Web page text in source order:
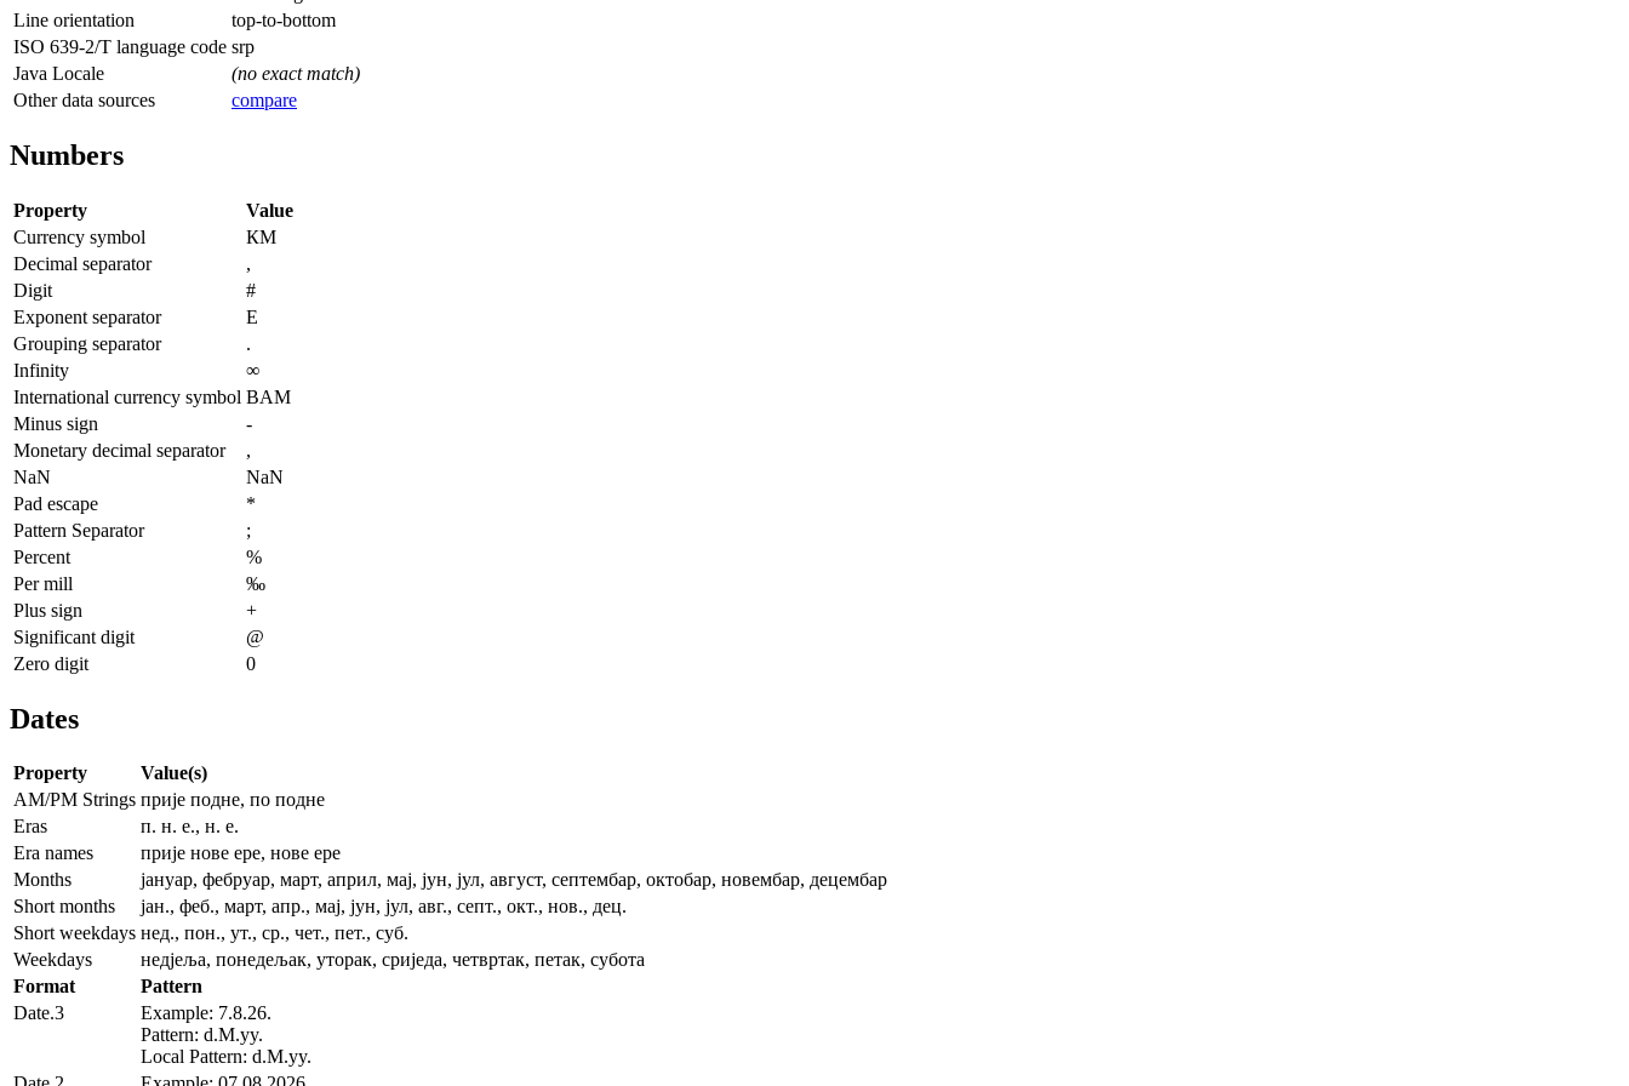
Line orientation
top-to-bottom
ISO 639-2/T language code srp
Java Locale
(no exact match)
Other data sources
compare
Numbers
Property
Value
Currency symbol
КМ
Decimal separator
,
Digit
#
Exponent separator
E
Grouping separator
.
Infinity
∞
International currency symbol BAM
Minus sign
-
Monetary decimal separator
,
NaN
NaN
Pad escape
*
Pattern Separator
;
Percent
%
Per mill
‰
Plus sign
+
Significant digit
@
Zero digit
0
Dates
Property
Value(s)
AM/PM Strings прије подне, по подне
Eras
п. н. е., н. е.
Era names
прије нове ере, нове ере
Months
јануар, фебруар, март, април, мај, јун, јул, август, септембар, октобар, новембар, децембар
Short months
јан., феб., март, апр., мај, јун, јул, авг., септ., окт., нов., дец.
Short weekdays нед., пон., ут., ср., чет., пет., суб.
Weekdays
недјеља, понедељак, уторак, сриједа, четвртак, петак, субота
Format
Pattern
Date.3
Example: 7.8.26.
Pattern: d.M.yy.
Local Pattern: d.M.yy.